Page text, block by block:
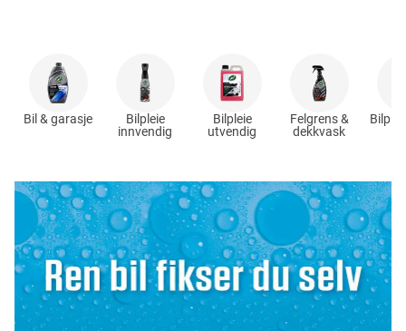
Bil & garasje
Bilpleie
innvendig
Bilpleie
utvendig
Felgrens &
dekkvask